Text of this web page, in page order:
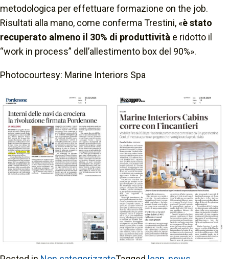
metodologica per effettuare formazione on the job.
Risultati alla mano, come conferma Trestini, «è stato
recuperato almeno il 30% di produttività e ridotto il
“work in process” dell’allestimento box del 90%».
Photocourtesy: Marine Interiors Spa